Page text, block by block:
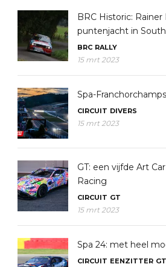
BRC Historic:
puntenjacht in
BRC RALLY
15 mrt 2023
Spa-
CIRCUIT DIVERS
15 mrt 2023
GT: een vijfde Art
Racing
CIRCUIT GT
15 mrt 2023
Spa 24: met heel
CIRCUIT EENZITTER GT